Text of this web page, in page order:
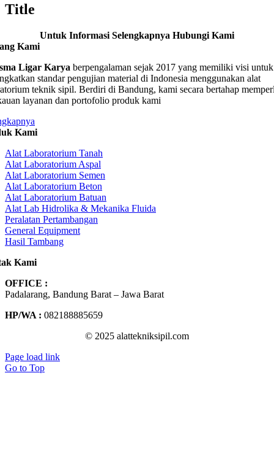
Title
Untuk Informasi Selengkapnya Hubungi Kami
Kami
Ligar Karya berpengalaman sejak 2017 yang memiliki visi untuk
standar pengujian material di Indonesia menggunakan alat
teknik sipil. Berdiri di Bandung, kami secara bertahap
layanan dan portofolio produk kami
Kami
Alat Laboratorium Tanah
Alat Laboratorium Aspal
Alat Laboratorium Semen
Alat Laboratorium Beton
Alat Laboratorium Batuan
Alat Lab Hidrolika & Mekanika Fluida
Peralatan Pertambangan
General Equipment
Hasil Tambang
Kami
OFFICE :
Padalarang, Bandung Barat – Jawa Barat
HP/WA : 082188885659
© 2025 alattekniksipil.com
Page load link
Go to Top